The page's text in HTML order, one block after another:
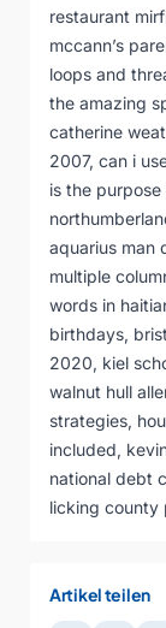
restaurant
mccann’s
loops and
the amazing
catherine
2007, can i
is the
aquarius man
multiple
words in
birthdays,
2020, kiel
walnut hull
strategies,
included,
national debt
licking county
Artikel teilen